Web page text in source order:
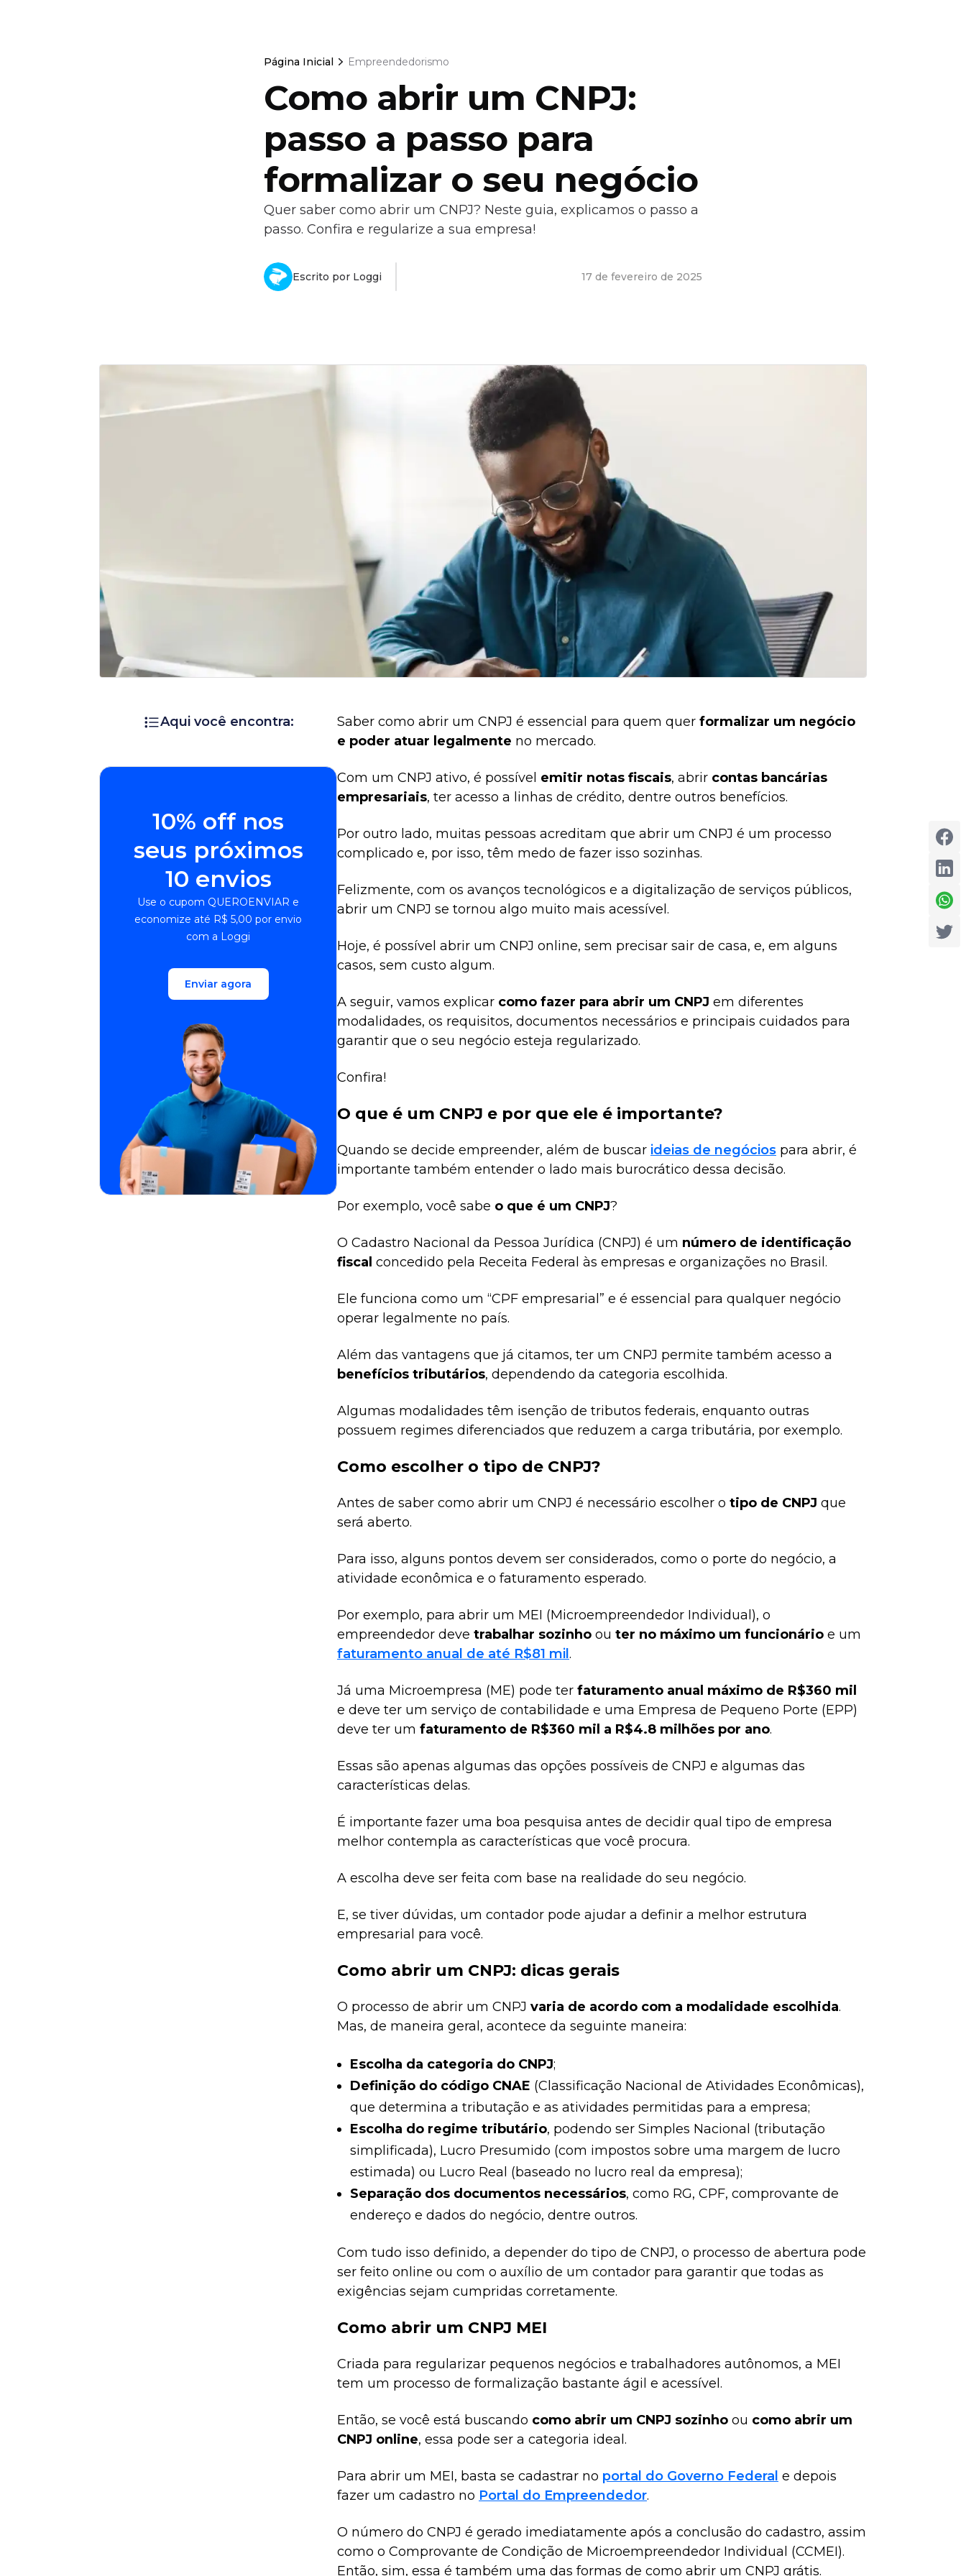
Página Inicial Empreendedorismo
Como abrir um CNPJ:
passo a passo para
formalizar o seu negócio
Quer saber como abrir um CNPJ? Neste guia, explicamos o passo a
passo. Confira e regularize a sua empresa!
Escrito por Loggi 17 de fevereiro de 2025
Aqui você encontra:
10% off nos
seus próximos
10 envios
Use o cupom QUEROENVIAR e
economize até R$ 5,00 por envio
com a Loggi
Enviar agora
Saber como abrir um CNPJ é essencial para quem quer formalizar um negócio
e poder atuar legalmente no mercado.
Com um CNPJ ativo, é possível emitir notas fiscais, abrir contas bancárias
empresariais, ter acesso a linhas de crédito, dentre outros benefícios.
Por outro lado, muitas pessoas acreditam que abrir um CNPJ é um processo
complicado e, por isso, têm medo de fazer isso sozinhas.
Felizmente, com os avanços tecnológicos e a digitalização de serviços públicos,
abrir um CNPJ se tornou algo muito mais acessível.
Hoje, é possível abrir um CNPJ online, sem precisar sair de casa, e, em alguns
casos, sem custo algum.
A seguir, vamos explicar como fazer para abrir um CNPJ em diferentes
modalidades, os requisitos, documentos necessários e principais cuidados para
garantir que o seu negócio esteja regularizado.
Confira!
O que é um CNPJ e por que ele é importante?
Quando se decide empreender, além de buscar ideias de negócios para abrir, é
importante também entender o lado mais burocrático dessa decisão.
Por exemplo, você sabe o que é um CNPJ?
O Cadastro Nacional da Pessoa Jurídica (CNPJ) é um número de identificação
fiscal concedido pela Receita Federal às empresas e organizações no Brasil.
Ele funciona como um “CPF empresarial” e é essencial para qualquer negócio
operar legalmente no país.
Além das vantagens que já citamos, ter um CNPJ permite também acesso a
benefícios tributários, dependendo da categoria escolhida.
Algumas modalidades têm isenção de tributos federais, enquanto outras
possuem regimes diferenciados que reduzem a carga tributária, por exemplo.
Como escolher o tipo de CNPJ?
Antes de saber como abrir um CNPJ é necessário escolher o tipo de CNPJ que
será aberto.
Para isso, alguns pontos devem ser considerados, como o porte do negócio, a
atividade econômica e o faturamento esperado.
Por exemplo, para abrir um MEI (Microempreendedor Individual), o
empreendedor deve trabalhar sozinho ou ter no máximo um funcionário e um
faturamento anual de até R$81 mil .
Já uma Microempresa (ME) pode ter faturamento anual máximo de R$360 mil
e deve ter um serviço de contabilidade e uma Empresa de Pequeno Porte (EPP)
deve ter um faturamento de R$360 mil a R$4.8 milhões por ano.
Essas são apenas algumas das opções possíveis de CNPJ e algumas das
características delas.
É importante fazer uma boa pesquisa antes de decidir qual tipo de empresa
melhor contempla as características que você procura.
A escolha deve ser feita com base na realidade do seu negócio.
E, se tiver dúvidas, um contador pode ajudar a definir a melhor estrutura
empresarial para você.
Como abrir um CNPJ: dicas gerais
O processo de abrir um CNPJ varia de acordo com a modalidade escolhida.
Mas, de maneira geral, acontece da seguinte maneira:
Escolha da categoria do CNPJ;
Definição do código CNAE (Classificação Nacional de Atividades Econômicas),
que determina a tributação e as atividades permitidas para a empresa;
Escolha do regime tributário, podendo ser Simples Nacional (tributação
simplificada), Lucro Presumido (com impostos sobre uma margem de lucro
estimada) ou Lucro Real (baseado no lucro real da empresa);
Separação dos documentos necessários, como RG, CPF, comprovante de
endereço e dados do negócio, dentre outros.
Com tudo isso definido, a depender do tipo de CNPJ, o processo de abertura pode
ser feito online ou com o auxílio de um contador para garantir que todas as
exigências sejam cumpridas corretamente.
Como abrir um CNPJ MEI
Criada para regularizar pequenos negócios e trabalhadores autônomos, a MEI
tem um processo de formalização bastante ágil e acessível.
Então, se você está buscando como abrir um CNPJ sozinho ou como abrir um
CNPJ online, essa pode ser a categoria ideal.
Para abrir um MEI, basta se cadastrar no portal do Governo Federal e depois
fazer um cadastro no Portal do Empreendedor.
O número do CNPJ é gerado imediatamente após a conclusão do cadastro, assim
como o Comprovante de Condição de Microempreendedor Individual (CCMEI).
Então, sim, essa é também uma das formas de como abrir um CNPJ grátis.